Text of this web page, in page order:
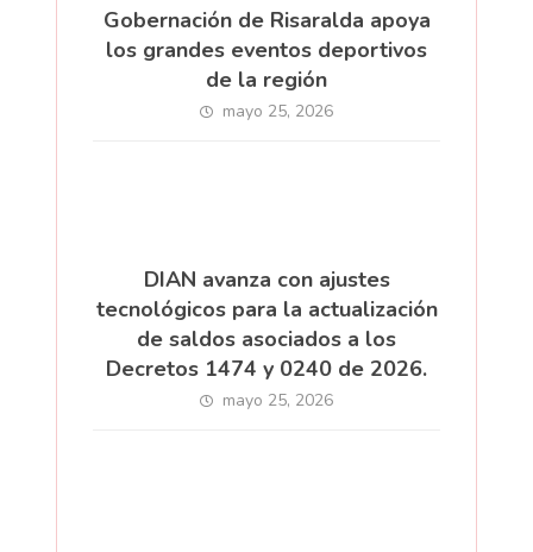
Gobernación de Risaralda apoya
los grandes eventos deportivos
de la región
mayo 25, 2026
DIAN avanza con ajustes
tecnológicos para la actualización
de saldos asociados a los
Decretos 1474 y 0240 de 2026.
mayo 25, 2026